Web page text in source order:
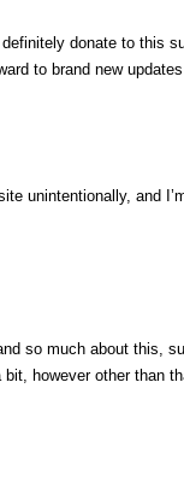
donate to this
to brand new
unintentionally, and
so much about this,
however other than